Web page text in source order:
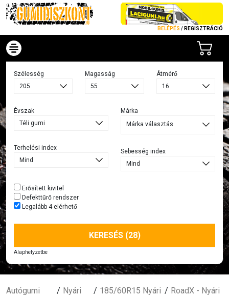
BELÉPÉS / REGISZTRÁCIÓ
Szélesség Magasság Átmérő
Évszak
Terhelési index
Márka
Márka választás
Sebesség index
Erősített kivitel
Defekttűrő rendszer
Legalább 4 elérhető
KERESÉS (28)
Alaphelyzetbe
Autógumi
Nyári
185/60R15 Nyári
RoadX - Nyári